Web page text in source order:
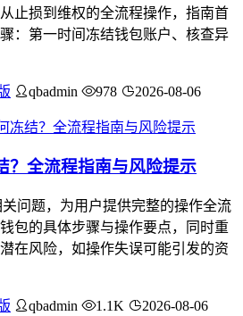
止损到维权的全流程操作，指南首
：第一时间冻结钱包账户、核查异
qbadmin 978 2026-08-06
？全流程指南与风险提示
问题，为用户提供完整的操作全流
包的具体步骤与操作要点，同时重
在风险，如操作失误可能引发的资
qbadmin 1.1K 2026-08-06